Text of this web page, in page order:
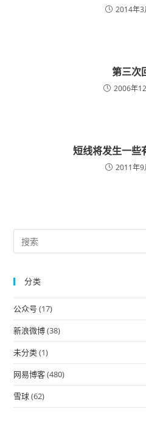
2014年3
第三次
2006年
短线将发生一些
2011年9
分类
公众号 (17)
新浪微博(38)
未分类(1)
网易博客(480)
雪球(62)